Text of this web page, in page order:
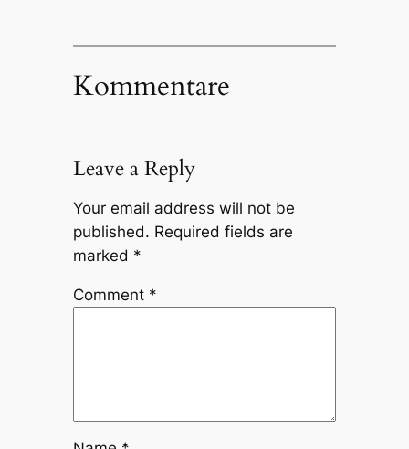
Kommentare
Leave a Reply
Your email address will not be
published. Required fields are
marked *
Comment *